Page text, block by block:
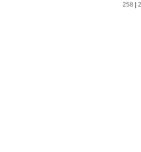
258